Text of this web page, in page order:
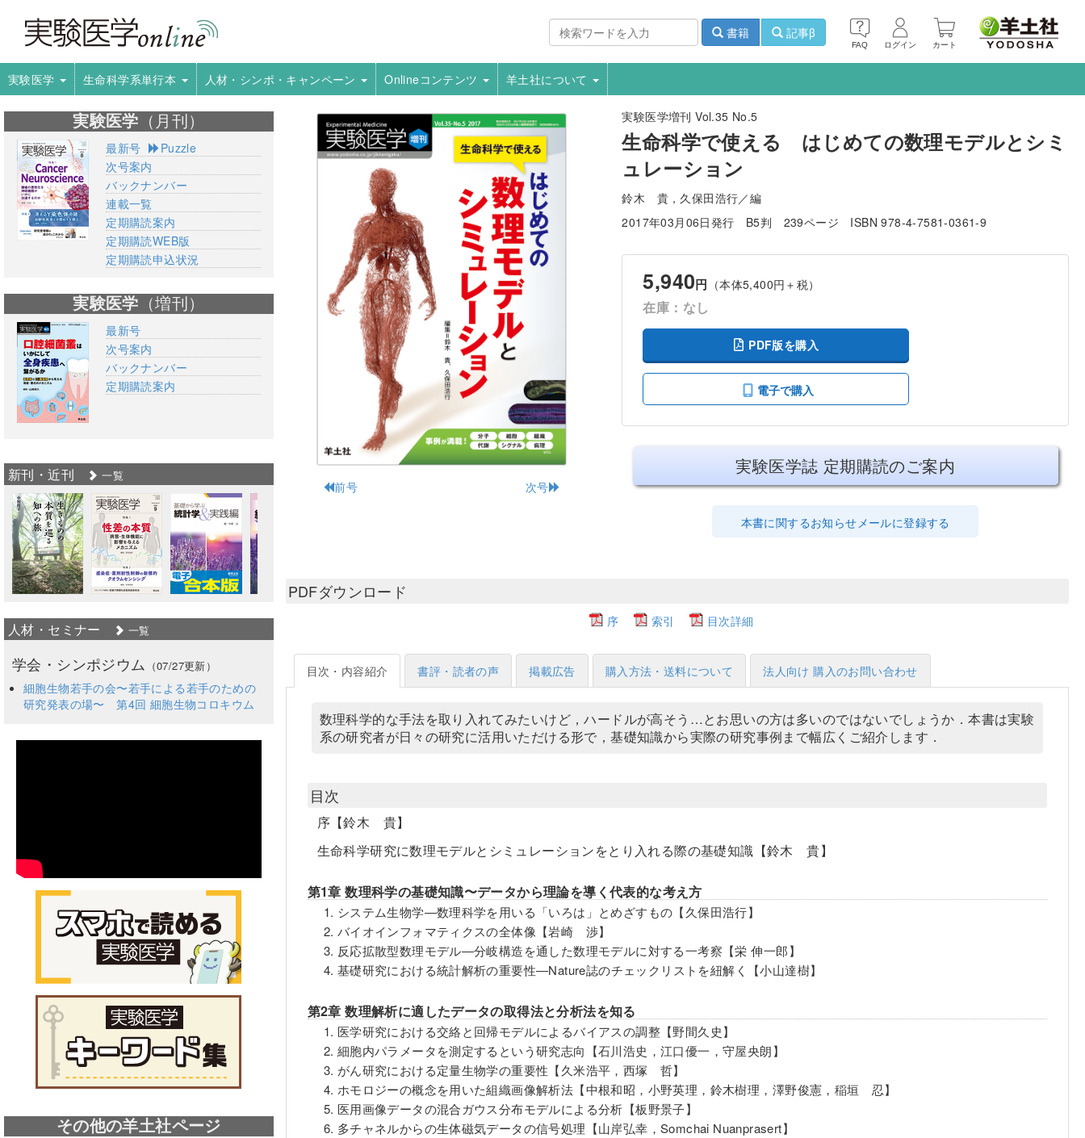
FAQ ログイン カート
書籍 記事β
実験医学 生命科学系単行本 人材・シンポ・キャンペーン Onlineコンテンツ 羊土社について
前号 次号
実験医学増刊 Vol.35 No.5
生命科学で使える はじめての数理モデルとシミ
ュレーション
鈴木 貴，久保田浩行／編
2017年03月06日発行
B5判 239ページ ISBN 978-4-7581-0361-9
5,940円 （本体5,400円＋税）
在庫：なし
PDF版を購入
電子で購入
実験医学誌 定期購読のご案内
本書に関するお知らせメールに登録する
PDFダウンロード
序 索引 目次詳細
目次・内容紹介 書評・読者の声 掲載広告 購入方法・送料について 法人向け 購入のお問い合わせ
数理科学的な手法を取り入れてみたいけど，ハードルが高そう…とお思いの方は多いのではないでしょうか．本書は実験
系の研究者が日々の研究に活用いただける形で，基礎知識から実際の研究事例まで幅広くご紹介します．
目次
序【鈴木 貴】
生命科学研究に数理モデルとシミュレーションをとり入れる際の基礎知識【鈴木 貴】
第1章 数理科学の基礎知識〜データから理論を導く代表的な考え方
1. システム生物学―数理科学を用いる「いろは」とめざすもの【久保田浩行】
2. バイオインフォマティクスの全体像【岩崎 渉】
3. 反応拡散型数理モデル―分岐構造を通した数理モデルに対する一考察【栄 伸一郎】
4. 基礎研究における統計解析の重要性―Nature誌のチェックリストを紐解く【小山達樹】
第2章 数理解析に適したデータの取得法と分析法を知る
1. 医学研究における交絡と回帰モデルによるバイアスの調整【野間久史】
2. 細胞内パラメータを測定するという研究志向【石川浩史，江口優一，守屋央朗】
3. がん研究における定量生物学の重要性【久米浩平，西塚 哲】
4. ホモロジーの概念を用いた組織画像解析法【中根和昭，小野英理，鈴木樹理，澤野俊憲，稲垣 忍】
5. 医用画像データの混合ガウス分布モデルによる分析【板野景子】
6. 多チャネルからの生体磁気データの信号処理【山岸弘幸，Somchai Nuanprasert】
実験医学 （月刊）
最新号
Puzzle
次号案内
バックナンバー
連載一覧
定期購読案内
定期購読WEB版
定期購読申込状況
実験医学 （増刊）
最新号
次号案内
バックナンバー
定期購読案内
新刊・近刊 一覧
人材・セミナー 一覧
学会・シンポジウム （07/27更新）
細胞生物若手の会〜若手による若手のための
研究発表の場〜 第4回 細胞生物コロキウム
その他の羊土社ページ